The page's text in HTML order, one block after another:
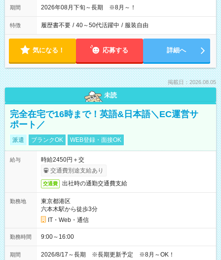
期間 2026年08月下旬～長期 ※8月～！
特徴 履歴書不要 / 40～50代活躍中 / 服装自由
気になる！ 応募する 詳細へ
掲載日：2026.08.05
未読
完全在宅で16時まで！英語&日本語＼EC運営サ
ポート／
派遣 ブランクOK WEB登録・面接OK
給与
時給2450円＋交
交通費別途支給あり
交通費 出社時の通勤交通費支給
勤務地
東京都港区
六本木駅から徒歩3分
IT・Web・通信
勤務時間 9:00～16:00
期間 2026/8/17～長期 ※長期更新予定 ※8月～OK！